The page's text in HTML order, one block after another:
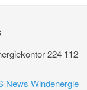
News Windenergie